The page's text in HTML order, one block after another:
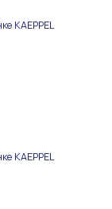
KAEPPEL
KAEPPEL